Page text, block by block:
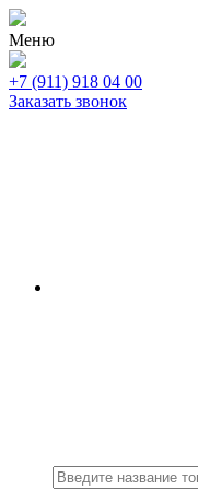
Меню
+7 (911) 918 04 00
Заказать звонок